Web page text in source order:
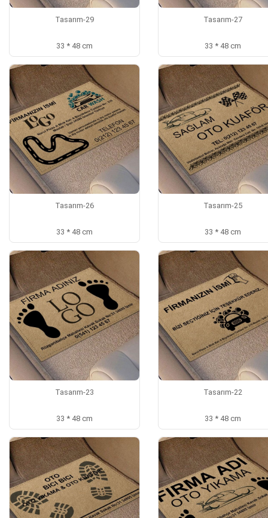
Tasarım-29
33 * 48 cm
Tasarım-27
33 * 48 cm
Tasarım-26
33 * 48 cm
Tasarım-25
33 * 48 cm
Tasarım-23
33 * 48 cm
Tasarım-22
33 * 48 cm